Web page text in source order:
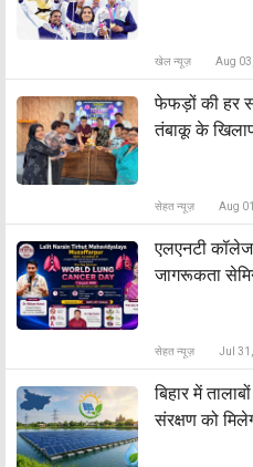
खेल न्यूज़ Aug
फेफड़ों की हर
तंबाकू के
सेहत न्यूज़ Aug
एलएनटी
जागरूकता
सेहत न्यूज़ Jul
बिहार में
संरक्षण को